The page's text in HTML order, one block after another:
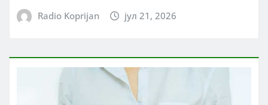
Radio Koprijan јул 21, 2026